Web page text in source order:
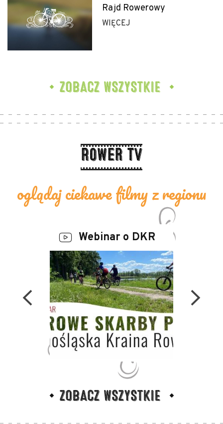
Rajd Rowerowy
WIĘCEJ
ZOBACZ WSZYSTKIE
Rower TV
oglądaj ciekawe filmy z regionu
Webinar o DKR
ZOBACZ WSZYSTKIE